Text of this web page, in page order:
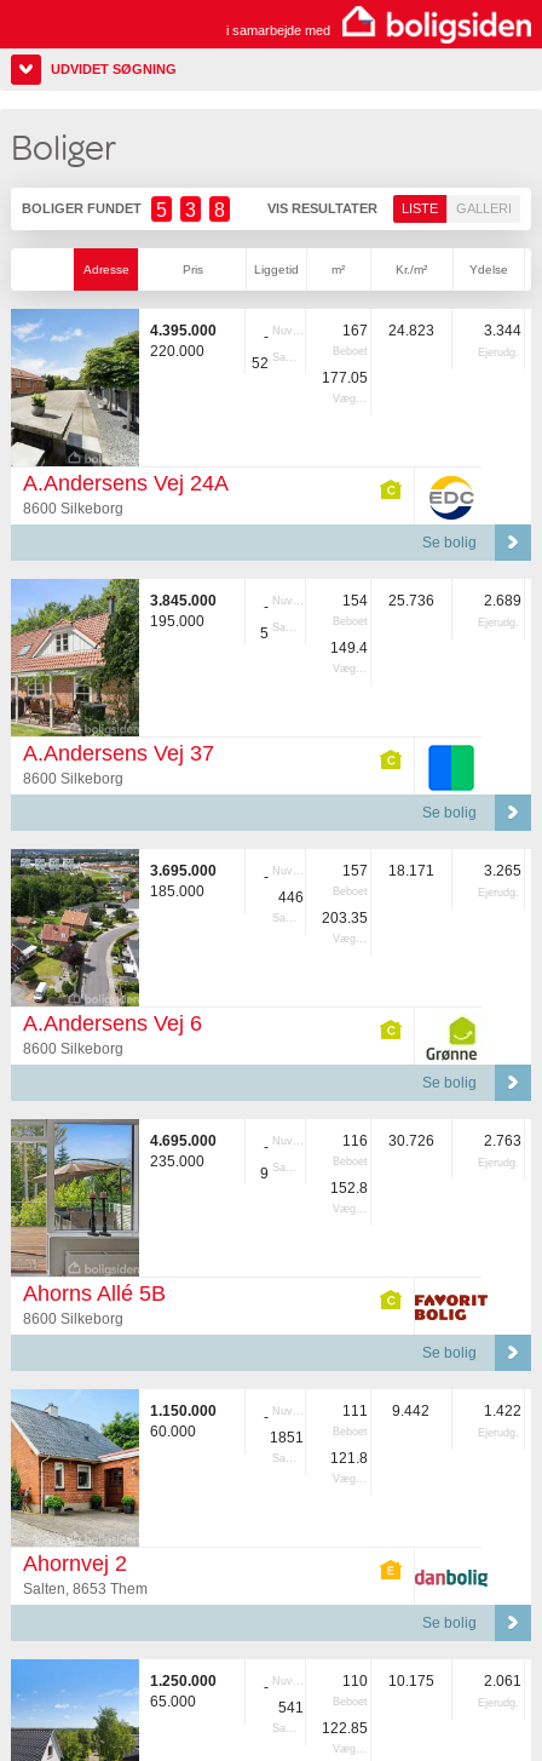
i samarbejde med
UDVIDET SØGNING
Boliger
BOLIGER FUNDET 5 3 8 VIS RESULTATER LISTE GALLERI
Adresse Pris Liggetid m² Kr./m² Ydelse
4.395.000
220.000
- Nuvær.
52 Samlet
167
Beboet
177.05
Vægtet
24.823 3.344
Ejerudg.
A.Andersens Vej 24A
8600 Silkeborg
Se bolig
3.845.000
195.000
- Nuvær.
5 Samlet
154
Beboet
149.4
Vægtet
25.736 2.689
Ejerudg.
A.Andersens Vej 37
8600 Silkeborg
Se bolig
3.695.000
185.000
- Nuvær.
446
Samlet
157
Beboet
203.35
Vægtet
18.171 3.265
Ejerudg.
A.Andersens Vej 6
8600 Silkeborg
Se bolig
4.695.000
235.000
- Nuvær.
9 Samlet
116
Beboet
152.8
Vægtet
30.726 2.763
Ejerudg.
Ahorns Allé 5B
8600 Silkeborg
Se bolig
1.150.000
60.000
- Nuvær.
1851
Samlet
111
Beboet
121.8
Vægtet
9.442 1.422
Ejerudg.
Ahornvej 2
Salten, 8653 Them
Se bolig
1.250.000
65.000
- Nuvær.
541
Samlet
110
Beboet
122.85
Vægtet
10.175 2.061
Ejerudg.